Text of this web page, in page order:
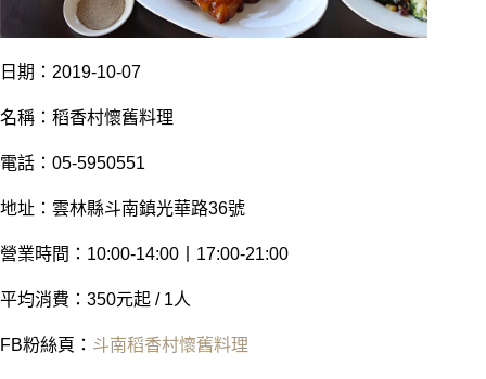
日 期：2019-10-07
名稱：稻香村懷舊料理
電話：05-5950551
地址：雲林縣斗南鎮光華路36號
營業時間：10:00-14:00丨17:00-21:00
平均消費：350元起 / 1人
FB粉絲頁： 斗南稻香村懷舊料理